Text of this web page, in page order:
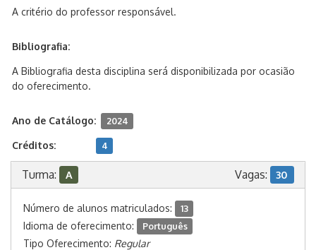
A critério do professor responsável.
Bibliografia:
A Bibliografia desta disciplina será disponibilizada por ocasião
do oferecimento.
Ano de Catálogo: 2024
Créditos: 4
Turma: A Vagas: 30
Número de alunos matriculados: 13
Idioma de oferecimento: Português
Tipo Oferecimento: Regular